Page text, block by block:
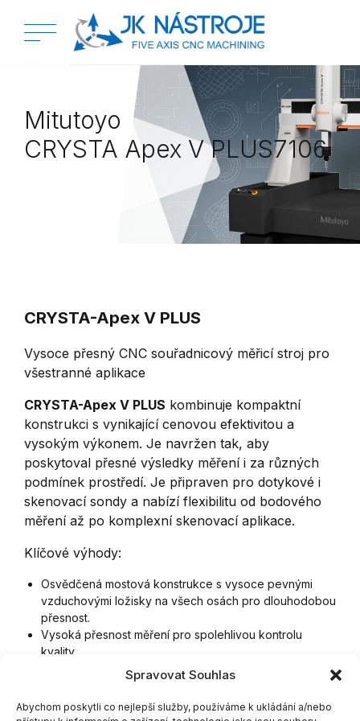
Spravovat Souhlas
Abychom poskytli co nejlepší služby, používáme k ukládání a/nebo
Mitutoyo
CRYSTA Apex V PLUS7106
CRYSTA-Apex V PLUS
Vysoce přesný CNC souřadnicový měřicí stroj pro
všestranné aplikace
CRYSTA-Apex V PLUS kombinuje kompaktní
konstrukci s vynikající cenovou efektivitou a
vysokým výkonem. Je navržen tak, aby
poskytoval přesné výsledky měření i za různých
podmínek prostředí. Je připraven pro dotykové i
skenovací sondy a nabízí flexibilitu od bodového
měření až po komplexní skenovací aplikace.
Klíčové výhody:
Osvědčená mostová konstrukce s vysoce pevnými
vzduchovými ložisky na všech osách pro dlouhodobou
přesnost.
Vysoká přesnost měření pro spolehlivou kontrolu
kvality.
Rychlé pohyby os pro zkrácení doby cyklu a zvýšení
Teplotní kompenzace od 15 °C do 30 °C – včetně